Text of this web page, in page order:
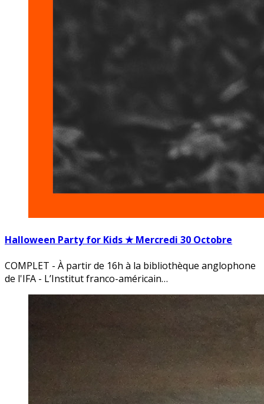
Halloween Party for Kids ★ Mercredi 30 Octobre
COMPLET - À partir de 16h à la bibliothèque anglophone
de l'IFA - L’Institut franco-américain…